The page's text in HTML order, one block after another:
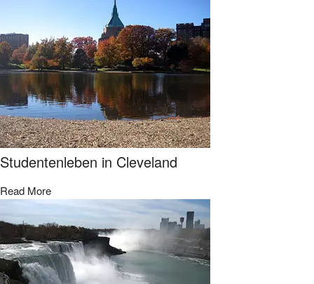
Studentenleben in Cleveland
Read More